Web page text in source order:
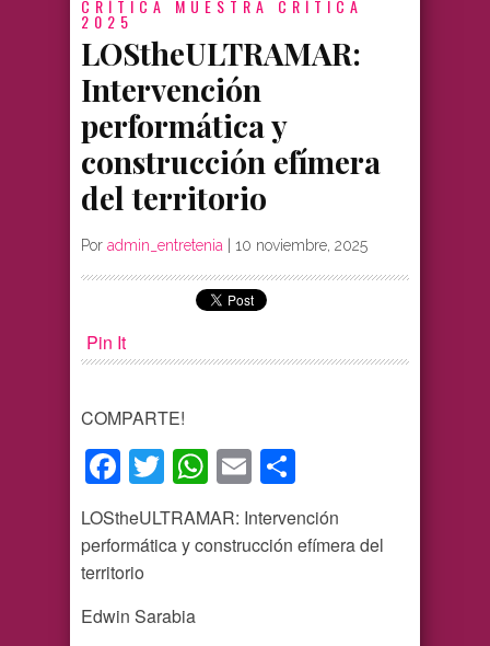
CRÍTICA MUESTRA CRÍTICA
2025
LOStheULTRAMAR:
Intervención
performática y
construcción efímera
del territorio
Por admin_entretenia | 10 noviembre, 2025
Pin It
COMPARTE!
Facebook
TwitterWhatsApp
Email
LOStheULTRAMAR: Intervención
performática y construcción efímera del
territorio
Edwin Sarabia